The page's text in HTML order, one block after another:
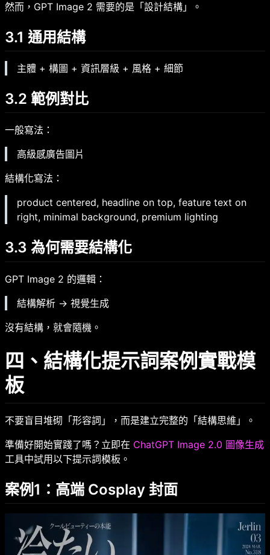
然而，GPT Image 2 需要的是「設計結構」。
3.1 通用結構
主體 + 構圖 + 資訊層級 + 風格 + 細節
3.2 範例對比
一般寫法：
高級感廣告圖片
結構化寫法：
product centered, headline on top, feature text on
right, minimal background, premium lighting
3.3 為何需要結構化
GPT Image 2 的邏輯：
結構解析 → 視覺生成
沒有結構，就會隨機。
四、結構化提示詞案例實戰模
板
不要盲目堆砌「形容詞」，而是建立完整的「結構思維」。
準備好開始實踐了嗎？立即在 ChatGPT Image 2.0 圖像生成
工具中試用以下提示詞模板。
案例1：高端 Cosplay 封面